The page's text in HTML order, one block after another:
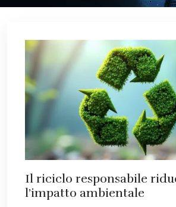
Il riciclo responsabile
l’impatto ambientale